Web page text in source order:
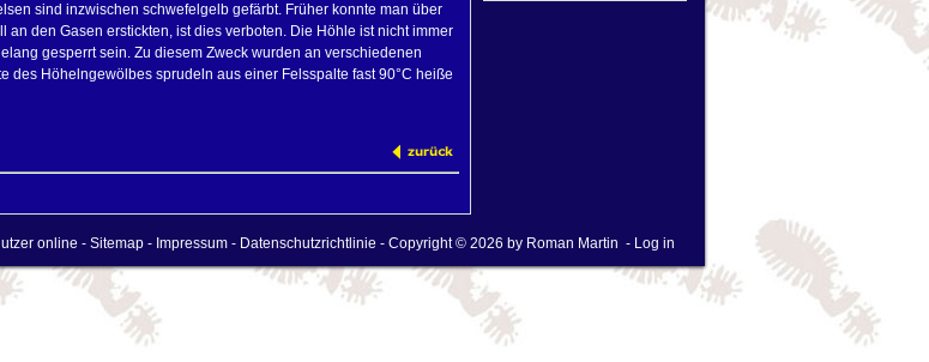
sind inzwischen schwefelgelb gefärbt. Früher konnte man über
den Gasen erstickten, ist dies verboten. Die Höhle ist nicht immer
gesperrt sein. Zu diesem Zweck wurden an verschiedenen
des Höhelngewölbes sprudeln aus einer Felsspalte fast 90°C heiße
online - Sitemap - Impressum - Datenschutzrichtlinie - Copyright © 2026 by Roman Martin - Log in